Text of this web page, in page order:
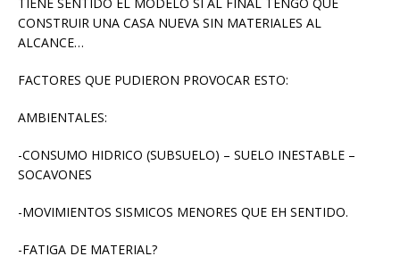
TIENE SENTIDO EL MODELO SI AL FINAL TENGO QUE
CONSTRUIR UNA CASA NUEVA SIN MATERIALES AL
ALCANCE…
FACTORES QUE PUDIERON PROVOCAR ESTO:
AMBIENTALES:
-CONSUMO HIDRICO (SUBSUELO) – SUELO INESTABLE –
SOCAVONES
-MOVIMIENTOS SISMICOS MENORES QUE EH SENTIDO.
-FATIGA DE MATERIAL?